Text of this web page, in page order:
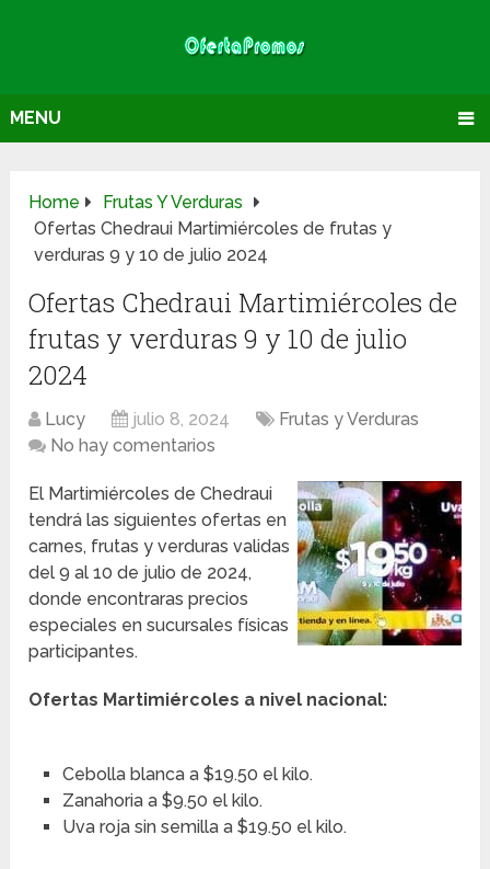
MENU
Home
Frutas Y Verduras
Ofertas Chedraui Martimiércoles de frutas y
verduras 9 y 10 de julio 2024
Ofertas Chedraui Martimiércoles de
frutas y verduras 9 y 10 de julio
2024
Lucy julio 8, 2024
Frutas y Verduras
No hay comentarios
El Martimiércoles de Chedraui
tendrá las siguientes ofertas en
carnes, frutas y verduras validas
del 9 al 10 de julio de 2024,
donde encontraras precios
especiales en sucursales físicas
participantes.
Ofertas Martimiércoles a nivel nacional:
Cebolla blanca a $19.50 el kilo.
Zanahoria a $9.50 el kilo.
Uva roja sin semilla a $19.50 el kilo.